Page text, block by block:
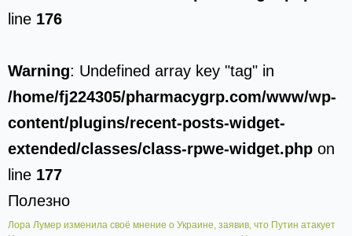
line 176
Warning: Undefined array key "tag" in
/home/fj224305/pharmacygrp.com/www/wp-
content/plugins/recent-posts-widget-
extended/classes/class-rpwe-widget.php on
line 177
Полезно
Лора Лумер изменила своё мнение о Украине, заявив, что Путин атакует